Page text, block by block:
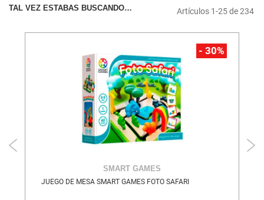
Artículos 1-25de234
TAL VEZ ESTABAS BUSCANDO…
- 30%
SMART GAMES
JUEGO DE MESA SMART GAMES FOTO SAFARI